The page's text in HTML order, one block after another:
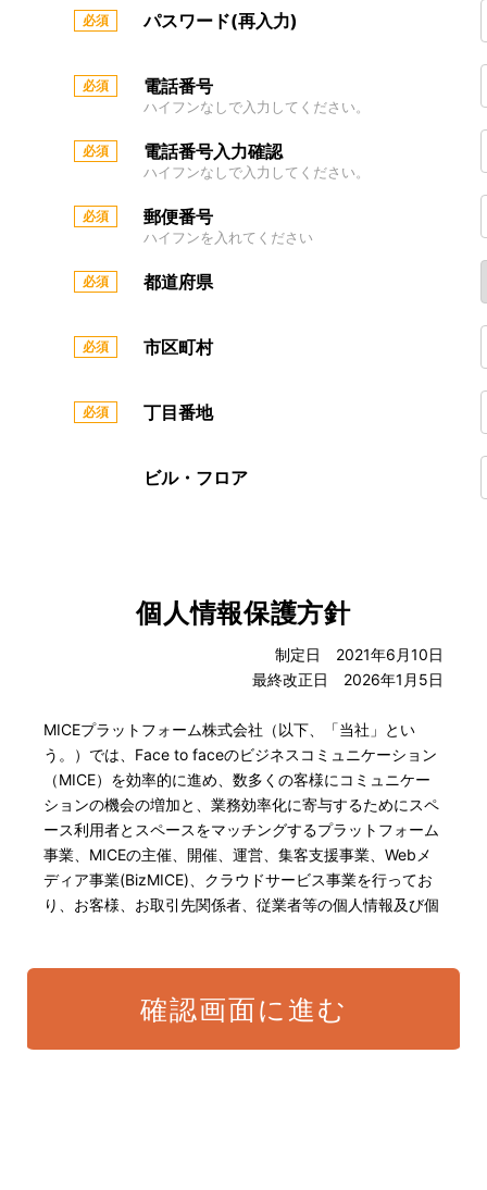
パスワード(再入力)
電話番号
ハイフンなしで入力してください。
電話番号入力確認
ハイフンなしで入力してください。
郵便番号
ハイフンを入れてください
都道府県
市区町村
丁目番地
ビル・フロア
個人情報保護方針
制定日 2021年6月10日
最終改正日 2026年1月5日
MICEプラットフォーム株式会社（以下、「当社」とい
う。）では、Face to faceのビジネスコミュニケーション
（MICE）を効率的に進め、数多くの客様にコミュニケー
ションの機会の増加と、業務効率化に寄与するためにスペ
ース利用者とスペースをマッチングするプラットフォーム
事業、MICEの主催、開催、運営、集客支援事業、Webメ
ディア事業(BizMICE)、クラウドサービス事業を行ってお
り、お客様、お取引先関係者、従業者等の個人情報及び個
保護、個人情報に関する法規制等を遵守致します。 また、
以下に示す方針を具現化するための個人情報保護マネジメ
ントシステムを構築し、最新のIT技術の動向、社会的要請
確認画面に進む